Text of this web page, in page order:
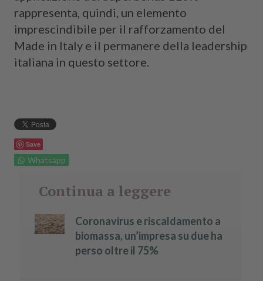
rappresenta, quindi, un elemento
imprescindibile per il rafforzamento del
Made in Italy e il permanere della leadership
italiana in questo settore.
Save
Whatsapp
Continua a leggere
Coronavirus e riscaldamento a
biomassa, un’impresa su due ha
perso oltre il 75%